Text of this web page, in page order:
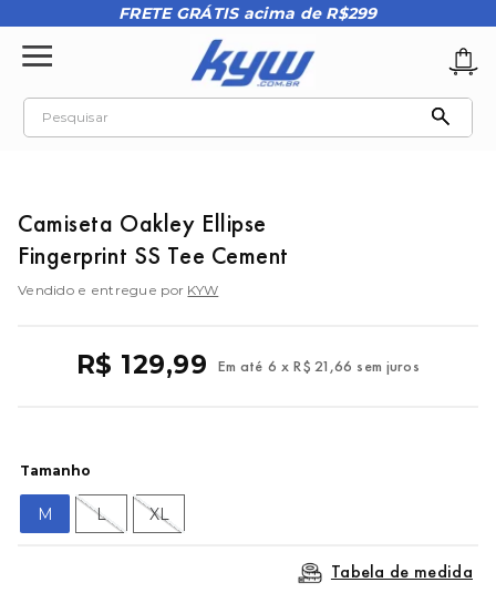
FRETE GRÁTIS acima de R$299
Pesquisar
Camiseta Oakley Ellipse
Fingerprint SS Tee Cement
Vendido e entregue por KYW
R$ 129,99 Em até 6 x R$ 21 ,66 sem juros
Tamanho
M L XL
Tabela de medida
2º oakley
º teeth bomber 3
kenner
8º regata
9 º mochila oakley